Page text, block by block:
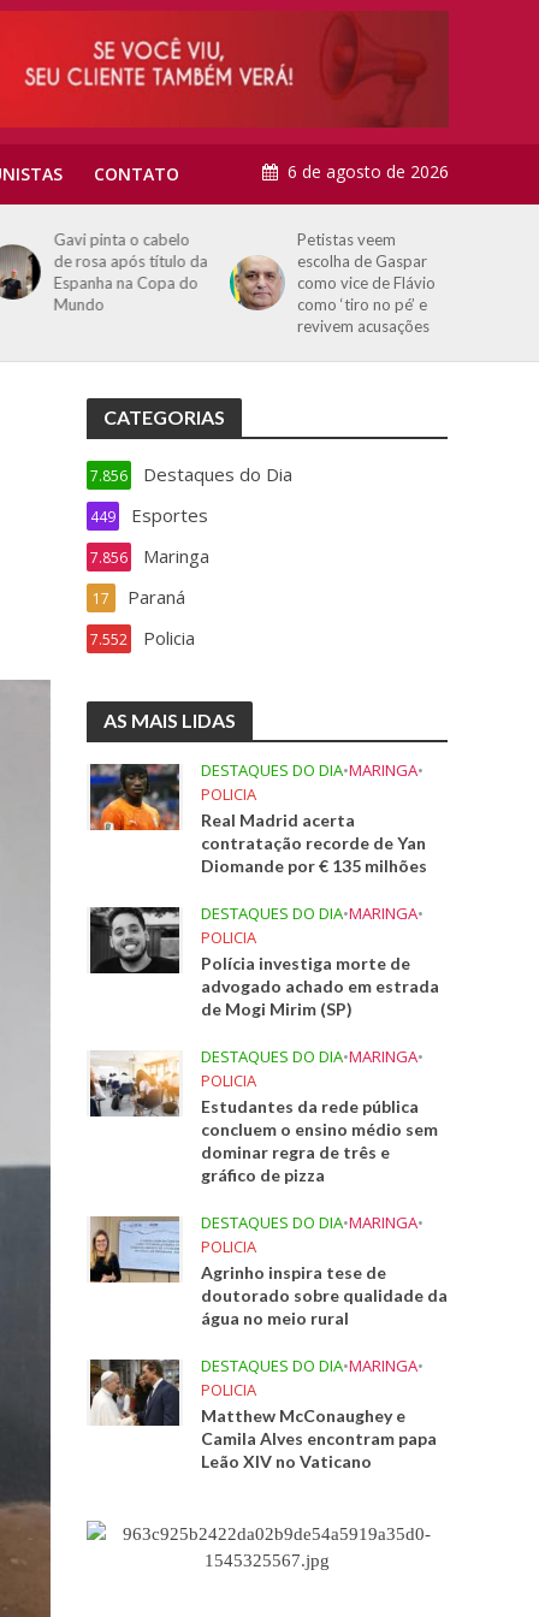
CONTATO 6 de agosto de 2026
Gavi pinta o cabelo
de rosa após título da
Espanha na Copa do
Mundo
Petistas veem
escolha de Gaspar
como vice de Flávio
como ‘tiro no pé’ e
revivem acusações
CATEGORIAS
Destaques do Dia
7.856
Esportes
449
Maringa
7.856
Paraná
17
Policia
7.552
AS MAIS LIDAS
DESTAQUES DO DIA•MARINGA•
POLICIA
Real Madrid acerta
contratação recorde de Yan
Diomande por € 135 milhões
DESTAQUES DO DIA•MARINGA•
POLICIA
Polícia investiga morte de
advogado achado em estrada
de Mogi Mirim (SP)
DESTAQUES DO DIA•MARINGA•
POLICIA
Estudantes da rede pública
concluem o ensino médio sem
dominar regra de três e
gráfico de pizza
DESTAQUES DO DIA•MARINGA•
POLICIA
Agrinho inspira tese de
doutorado sobre qualidade da
água no meio rural
DESTAQUES DO DIA•MARINGA•
POLICIA
Matthew McConaughey e
Camila Alves encontram papa
Leão XIV no Vaticano